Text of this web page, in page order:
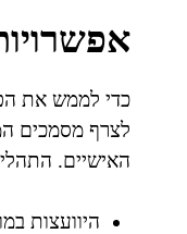
לצרף מסמכים
האישיים.
היוועצות